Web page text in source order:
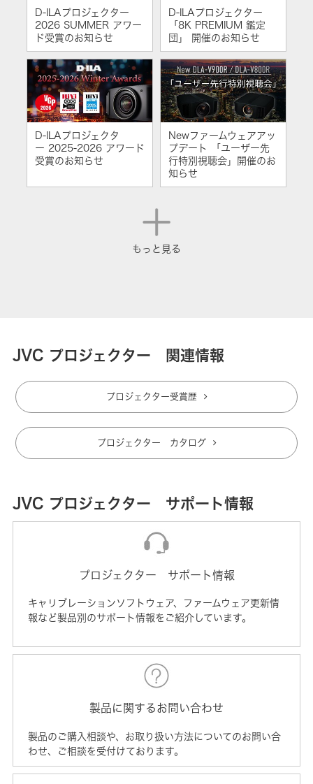
D-ILAプロジェクター
2026 SUMMER アワー
ド受賞のお知らせ
D-ILAプロジェクター
「8K PREMIUM 鑑定
団」 開催のお知らせ
D-ILAプロジェクタ
ー 2025-2026 アワード
受賞のお知らせ
Newファームウェアアッ
プデート 「ユーザー先
行特別視聴会」開催のお
知らせ
もっと見る
JVC プロジェクター 関連情報
プロジェクター受賞歴
プロジェクター カタログ
JVC プロジェクター サポート情報
プロジェクター サポート情報
キャリブレーションソフトウェア、ファームウェア更新情
報など製品別のサポート情報をご紹介しています。
製品に関するお問い合わせ
製品のご購入相談や、お取り扱い方法についてのお問い合
わせ、ご相談を受付けております。